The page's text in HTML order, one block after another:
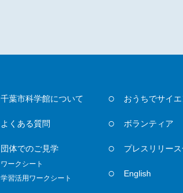
千葉市科学館について
よくある質問
団体でのご見学
ワークシート
学習活用ワークシート
おうちでサイエ
ボランティア
プレスリリー
English